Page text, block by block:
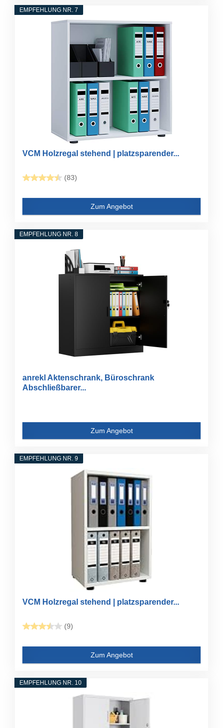
EMPFEHLUNG NR. 7
VCM Holzregal stehend | platzsparender...
(83)
Zum Angebot
EMPFEHLUNG NR. 8
anrekl Aktenschrank, Büroschrank
Abschließbarer...
Zum Angebot
EMPFEHLUNG NR. 9
VCM Holzregal stehend | platzsparender...
(9)
Zum Angebot
EMPFEHLUNG NR. 10